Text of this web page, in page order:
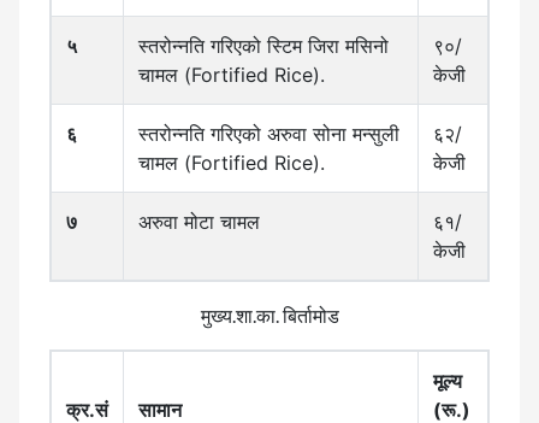
५
स्तरोन्नति गरिएको स्टिम जिरा मसिनो
चामल (Fortified Rice).
९०/
केजी
६
स्तरोन्नति गरिएको अरुवा सोना मन्सुली
चामल (Fortified Rice).
६२/
केजी
७ अरुवा मोटा चामल
६१/
केजी
मुख्य.शा.का. बिर्तामोड
क्र.सं सामान
मूल्य
(रू.)